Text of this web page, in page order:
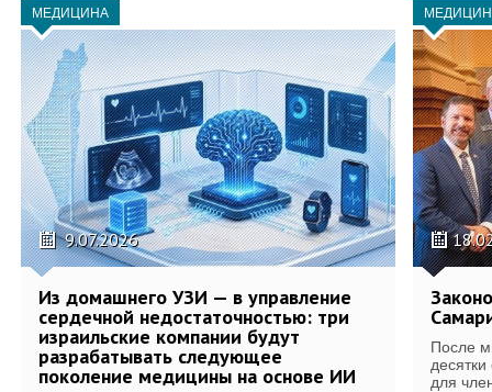
МЕДИЦИНА
9.07.2026
Из домашнего УЗИ — в управление
сердечной недостаточностью: три
израильские компании будут
разрабатывать следующее
поколение медицины на основе ИИ
После
для